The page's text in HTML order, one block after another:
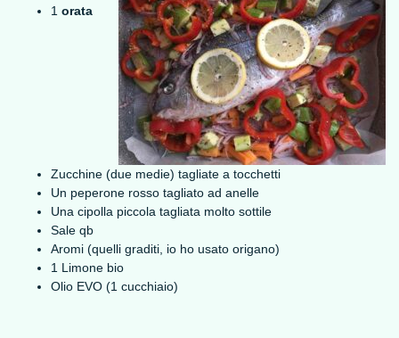
1 orata
Zucchine (due medie) tagliate a tocchetti
Un peperone rosso tagliato ad anelle
Una cipolla piccola tagliata molto sottile
Sale qb
Aromi (quelli graditi, io ho usato origano)
1 Limone bio
Olio EVO (1 cucchiaio)